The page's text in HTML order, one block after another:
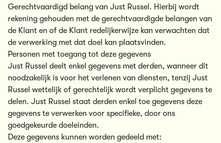
Gerechtvaardigd belang van Just Russel. Hierbij wordt
rekening gehouden met de gerechtvaardigde belangen van
de Klant en of de Klant redelijkerwijze kan verwachten dat
de verwerking met dat doel kan plaatsvinden.
Personen met toegang tot deze gegevens
Just Russel deelt enkel gegevens met derden, wanneer dit
noodzakelijk is voor het verlenen van diensten, tenzij Just
Russel wettelijk of gerechtelijk wordt verplicht gegevens te
delen. Just Russel staat derden enkel toe gegevens deze
gegevens te verwerken voor specifieke, door ons
goedgekeurde doeleinden.
Deze gegevens kunnen worden gedeeld met: